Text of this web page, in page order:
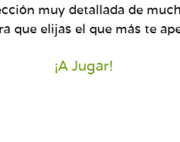
muy detallada de
que elijas el que más te
¡A Jugar!